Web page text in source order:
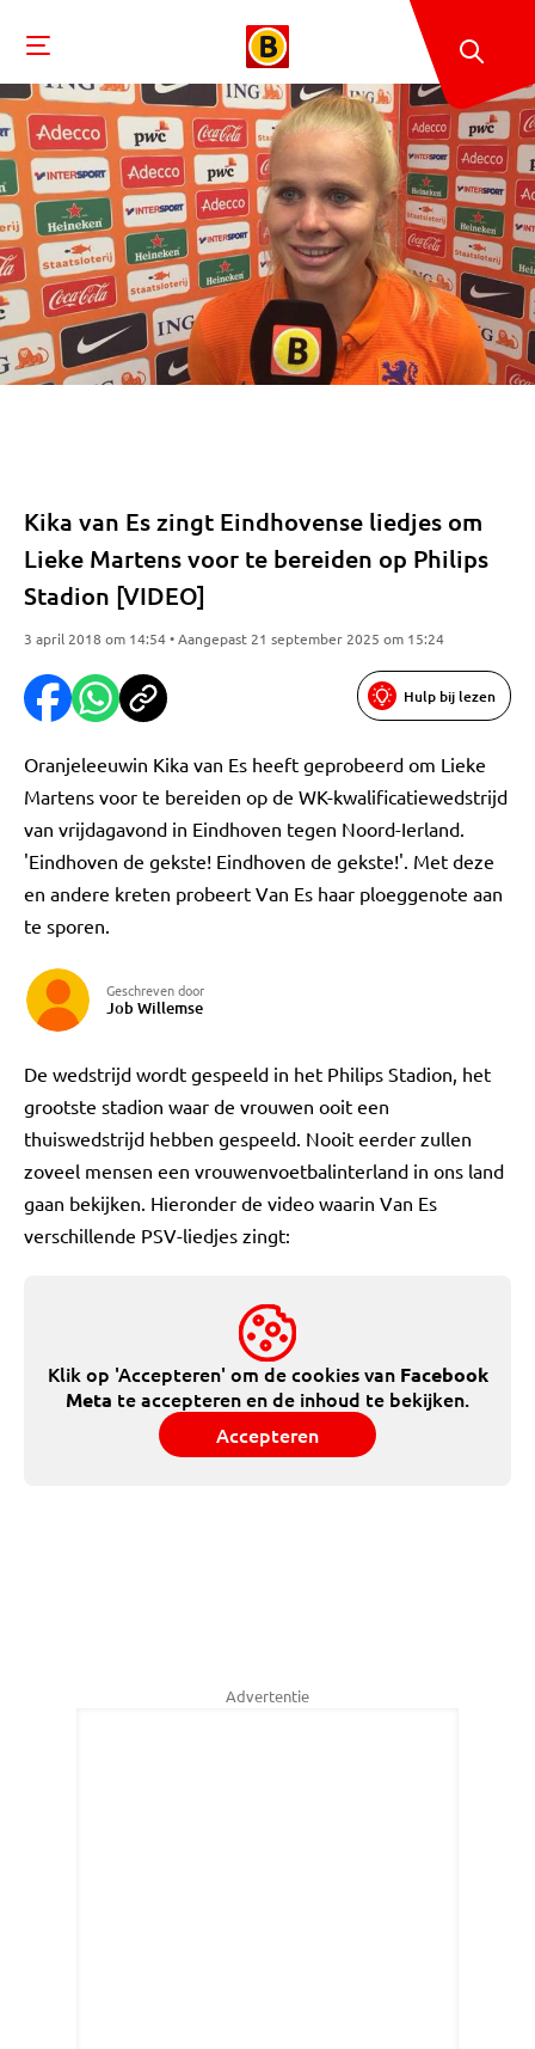
Kika van Es zingt Eindhovense liedjes om
Lieke Martens voor te bereiden op Philips
Stadion [VIDEO]
3 april 2018 om 14:54 • Aangepast 21 september 2025 om 15:24
Hulp bij lezen
Oranjeleeuwin Kika van Es heeft geprobeerd om Lieke
Martens voor te bereiden op de WK-kwalificatiewedstrijd
van vrijdagavond in Eindhoven tegen Noord-Ierland.
'Eindhoven de gekste! Eindhoven de gekste!'. Met deze
en andere kreten probeert Van Es haar ploeggenote aan
te sporen.
Geschreven door
Job Willemse
De wedstrijd wordt gespeeld in het Philips Stadion, het
grootste stadion waar de vrouwen ooit een
thuiswedstrijd hebben gespeeld. Nooit eerder zullen
zoveel mensen een vrouwenvoetbalinterland in ons land
gaan bekijken. Hieronder de video waarin Van Es
verschillende PSV-liedjes zingt:
Klik op 'Accepteren' om de cookies van Facebook
Meta te accepteren en de inhoud te bekijken.
Accepteren
Advertentie